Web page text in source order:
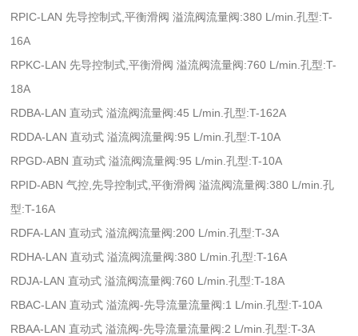
RPIC-LAN 先导控制式,平衡滑阀 溢流阀流量阀:380 L/min.孔型:T-
16A
RPKC-LAN 先导控制式,平衡滑阀 溢流阀流量阀:760 L/min.孔型:T-
18A
RDBA-LAN 直动式 溢流阀流量阀:45 L/min.孔型:T-162A
RDDA-LAN 直动式 溢流阀流量阀:95 L/min.孔型:T-10A
RPGD-ABN 直动式 溢流阀流量阀:95 L/min.孔型:T-10A
RPID-ABN 气控,先导控制式,平衡滑阀 溢流阀流量阀:380 L/min.孔
型:T-16A
RDFA-LAN 直动式 溢流阀流量阀:200 L/min.孔型:T-3A
RDHA-LAN 直动式 溢流阀流量阀:380 L/min.孔型:T-16A
RDJA-LAN 直动式 溢流阀流量阀:760 L/min.孔型:T-18A
RBAC-LAN 直动式 溢流阀-先导流量流量阀:1 L/min.孔型:T-10A
RBAA-LAN 直动式 溢流阀-先导流量流量阀:2 L/min.孔型:T-3A